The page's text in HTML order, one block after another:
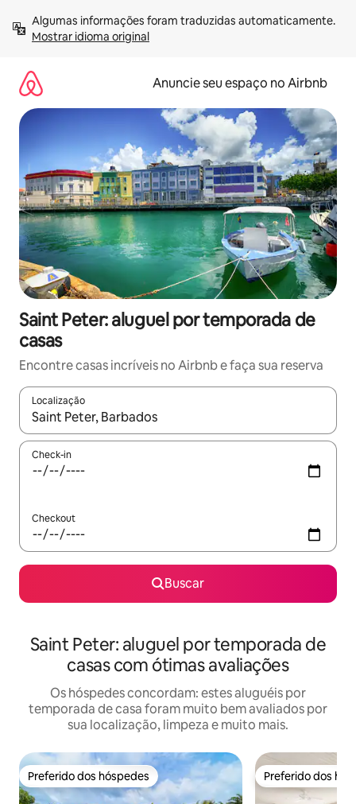
para
Mostrar idioma original
Anuncie seu espaço no Airbnb
Saint Peter: aluguel por temporada de
casas
Encontre casas incríveis no Airbnb e faça sua reserva
Localização
Quando os resultados estiverem disponíveis, explore-os
Check-in
Checkout
Buscar
Saint Peter: aluguel por temporada de
casas com ótimas avaliações
Os hóspedes concordam: estes aluguéis por
temporada de casa foram muito bem avaliados por
sua localização, limpeza e muito mais.
Preferido dos hóspedes
Preferido dos hóspedes Preferido dos
Preferido dos